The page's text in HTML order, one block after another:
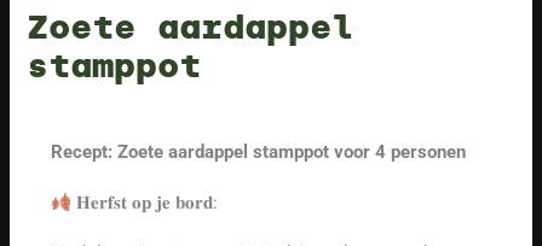
Zoete aardappel
stamppot
Recept: Zoete aardappel stamppot voor 4 personen
𝐇𝐞𝐫𝐟𝐬𝐭 𝐨𝐩 𝐣𝐞 𝐛𝐨𝐫𝐝: